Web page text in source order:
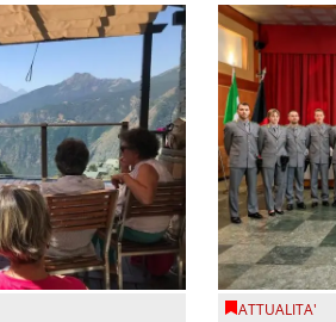
ATTUALITA'